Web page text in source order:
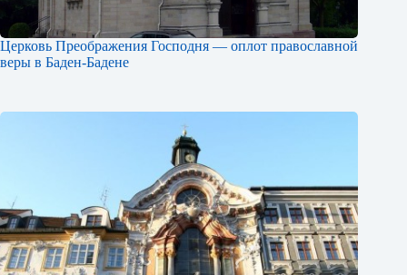
Церковь Преображения Господня — оплот православной
веры в Баден-Бадене